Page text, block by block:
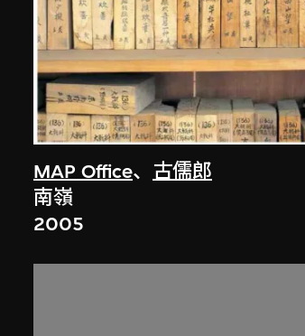
MAP Office、 古儒郎
南嶺
2005